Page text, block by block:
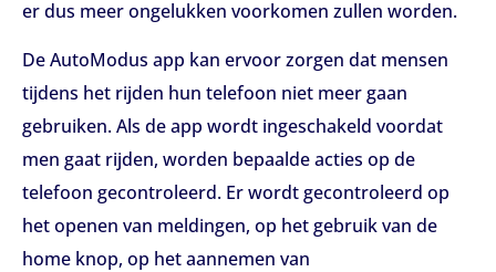
er dus meer ongelukken voorkomen zullen worden.
De AutoModus app kan ervoor zorgen dat mensen
tijdens het rijden hun telefoon niet meer gaan
gebruiken. Als de app wordt ingeschakeld voordat
men gaat rijden, worden bepaalde acties op de
telefoon gecontroleerd. Er wordt gecontroleerd op
het openen van meldingen, op het gebruik van de
home knop, op het aannemen van